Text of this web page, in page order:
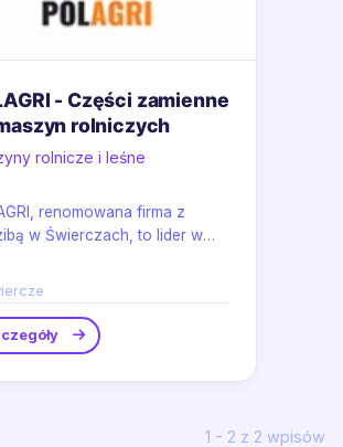
- Części zamienne
rolniczych
rolnicze i leśne
renomowana firma z
w Świerczach, to lider w
1 - 2 z 2 wpisów